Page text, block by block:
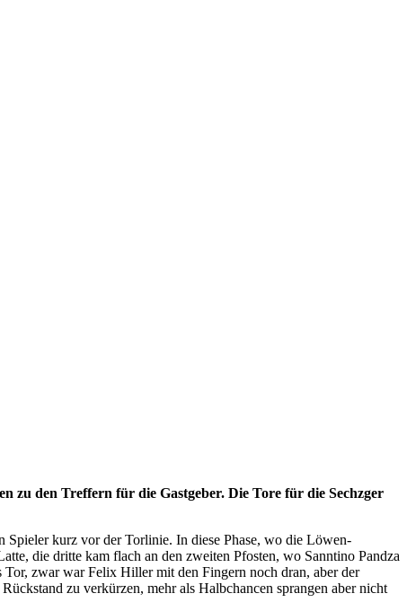
zu den Treffern für die Gastgeber. Die Tore für die Sechzger
Spieler kurz vor der Torlinie. In diese Phase, wo die Löwen-
die dritte kam flach an den zweiten Pfosten, wo Sanntino Pandza
Tor, zwar war Felix Hiller mit den Fingern noch dran, aber der
zu verkürzen, mehr als Halbchancen sprangen aber nicht